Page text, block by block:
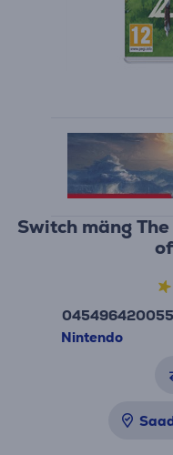
Switch mäng
045496420055
Nintendo